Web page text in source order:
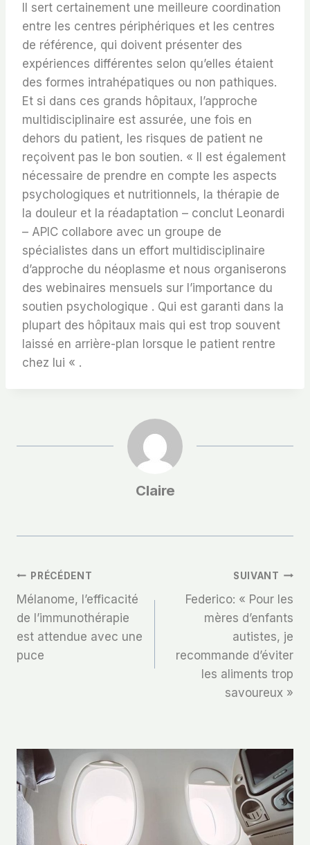
Il sert certainement une meilleure coordination
entre les centres périphériques et les centres
de référence, qui doivent présenter des
expériences différentes selon qu’elles étaient
des formes intrahépatiques ou non pathiques.
Et si dans ces grands hôpitaux, l’approche
multidisciplinaire est assurée, une fois en
dehors du patient, les risques de patient ne
reçoivent pas le bon soutien. « Il est également
nécessaire de prendre en compte les aspects
psychologiques et nutritionnels, la thérapie de
la douleur et la réadaptation – conclut Leonardi
– APIC collabore avec un groupe de
spécialistes dans un effort multidisciplinaire
d’approche du néoplasme et nous organiserons
des webinaires mensuels sur l’importance du
soutien psychologique . Qui est garanti dans la
plupart des hôpitaux mais qui est trop souvent
laissé en arrière-plan lorsque le patient rentre
chez lui « .
Claire
Navigation
De
L’article
PRÉCÉDENT
Mélanome, l’efficacité
de l’immunothérapie
est attendue avec une
puce
SUIVANT
Federico: « Pour les
mères d’enfants
autistes, je
recommande d’éviter
les aliments trop
savoureux »